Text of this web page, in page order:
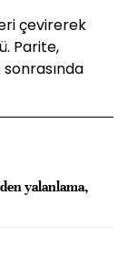
çevirerek
Parite,
yalanlama,